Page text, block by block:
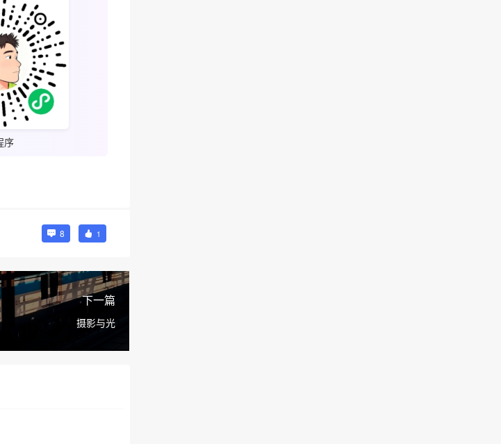
序
8 1
下一篇
摄影与光